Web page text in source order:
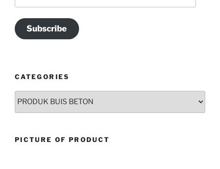
Subscribe
CATEGORIES
Categories
PICTURE OF PRODUCT